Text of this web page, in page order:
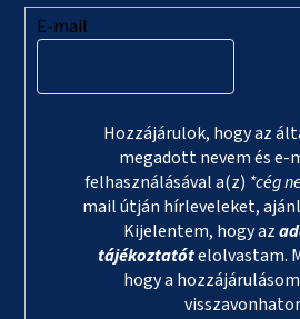
E-mail
Hozzájárulok, hogy az
megadott nevem és e-
felhasználásával a(z) *cég
mail útján hírleveleket,
Kijelentem, hogy az
tájékoztatótelolvastam.
hogy a